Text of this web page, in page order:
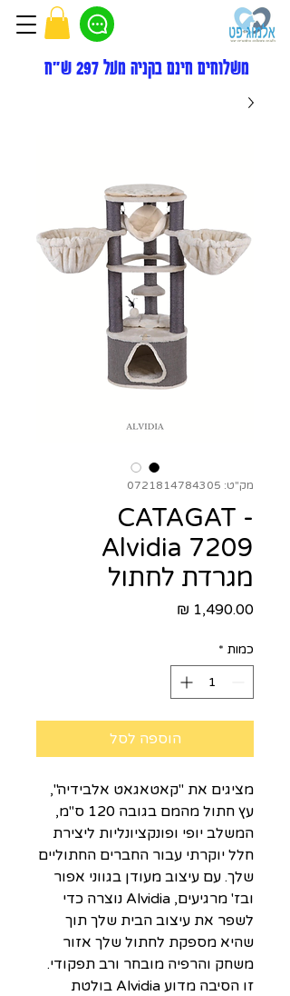
משלוחים חינם בקניה מעל 297 ש"ח
מק"ט: 0721814784305
CATAGAT -
Alvidia 7209
מגרדת לחתול
כמות *
הוספה לסל
מציגים את "קאטאגאט אלבידיה",
עץ חתול מהמם בגובה 120 ס"מ,
המשלב יופי ופונקציונליות ליצירת
חלל יוקרתי עבור החברים החתוליים
שלך. עם עיצוב מעודן בגווני אפור
ובז' מרגיעים, Alvidia נוצרה כדי
לשפר את עיצוב הבית שלך תוך
שהיא מספקת לחתול שלך אזור
משחק והרפיה מובחר ורב תפקודי.
זו הסיבה מדוע Alvidia בולטת